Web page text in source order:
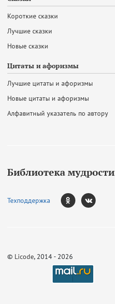
Короткие сказки
Лучшие сказки
Новые сказки
Цитаты и афоризмы
Лучшие цитаты и афоризмы
Новые цитаты и афоризмы
Алфавитный указатель по автору
Библиотека мудрости
Техподдержка
© Licode, 2014 - 2026